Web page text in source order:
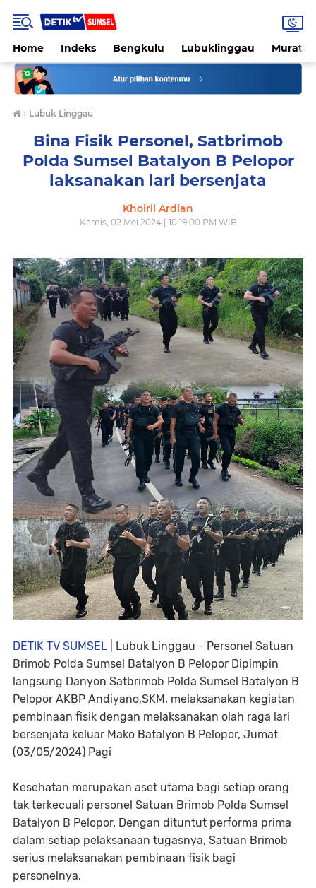
Home Indeks Bengkulu Lubuklinggau
› Lubuk Linggau
Bina Fisik Personel, Satbrimob
Polda Sumsel Batalyon B Pelopor
laksanakan lari bersenjata
Khoiril Ardian
Kamis, 02 Mei 2024 | 10:19:00 PM WIB
DETIK TV SUMSEL | Lubuk Linggau - Personel Satuan
Brimob Polda Sumsel Batalyon B Pelopor Dipimpin
langsung Danyon Satbrimob Polda Sumsel Batalyon B
Pelopor AKBP Andiyano,SKM. melaksanakan kegiatan
pembinaan fisik dengan melaksanakan olah raga lari
bersenjata keluar Mako Batalyon B Pelopor, Jumat
(03/05/2024) Pagi
Kesehatan merupakan aset utama bagi setiap orang
tak terkecuali personel Satuan Brimob Polda Sumsel
Batalyon B Pelopor. Dengan dituntut performa prima
dalam setiap pelaksanaan tugasnya, Satuan Brimob
serius melaksanakan pembinaan fisik bagi
personelnya.